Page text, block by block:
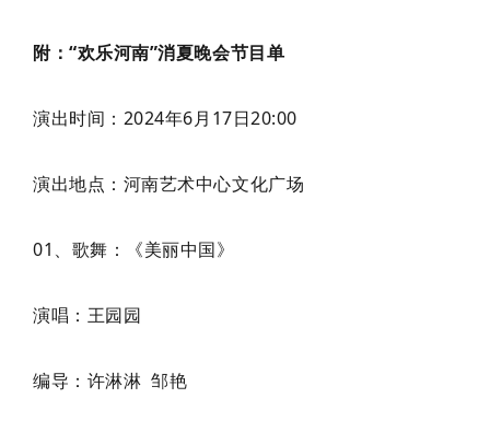
附：“欢乐河南”消夏晚会节目单
演出时间：2024年6月17日20:00
演出地点：河南艺术中心文化广场
01、歌舞：《美丽中国》
演唱：王园园
编导：许淋淋 邹艳